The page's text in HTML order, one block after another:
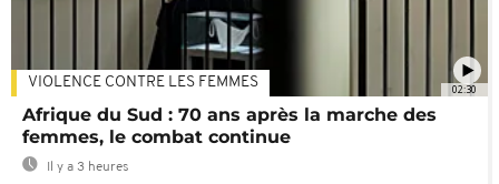
02:30
VIOLENCE CONTRE LES FEMMES
Afrique du Sud : 70 ans après la marche des
femmes, le combat continue
Il y a 3 heures